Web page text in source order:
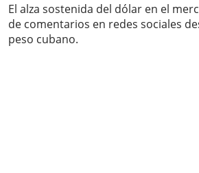
El alza sostenida del dólar en el
de comentarios en redes sociales
peso cubano.